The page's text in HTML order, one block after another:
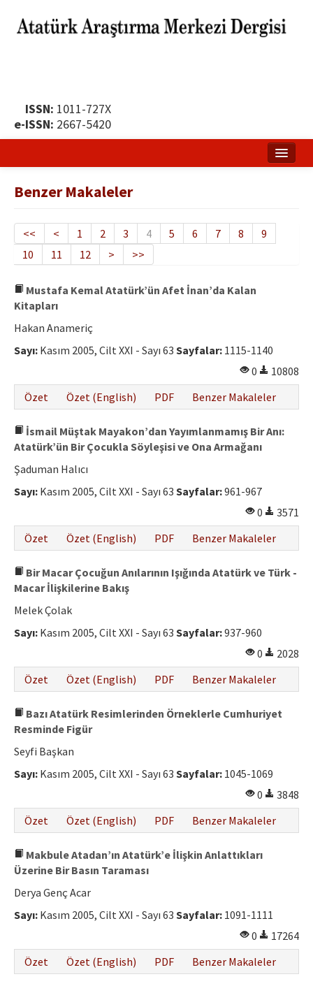
ISSN: 1011-727X
e-ISSN: 2667-5420
Yayın Politikası
Dergi Kurulları
Yayın İlkeleri
Etik İlkeler
Yazar Rehberi
İletişim
Benzer Makaleler
<< < 1 2 3 4 5 6 7 8
9
10
11 12 > >>
Mustafa Kemal Atatürk’ün Afet İnan’da Kalan
Kitapları
Hakan Anameriç
Sayı: Kasım 2005, Cilt XXI - Sayı 63 Sayfalar: 1115-1140
0
10808
Özet
Özet (English) PDF Benzer Makaleler
İsmail Müştak Mayakon’dan Yayımlanmamış Bir Anı:
Atatürk’ün Bir Çocukla Söyleşisi ve Ona Armağanı
Şaduman Halıcı
Sayı: Kasım 2005, Cilt XXI - Sayı 63 Sayfalar:961-967
0
3571
Özet
Özet (English) PDF Benzer Makaleler
Bir Macar Çocuğun Anılarının Işığında Atatürk ve Türk -
Macar İlişkilerine Bakış
Melek Çolak
Sayı: Kasım 2005, Cilt XXI - Sayı 63 Sayfalar:937-960
0
2028
Özet
Özet (English) PDF Benzer Makaleler
Bazı Atatürk Resimlerinden Örneklerle Cumhuriyet
Resminde Figür
Seyfi Başkan
Sayı: Kasım 2005, Cilt XXI - Sayı 63 Sayfalar: 1045-1069
0
3848
Özet
Özet (English) PDF Benzer Makaleler
Makbule Atadan’ın Atatürk’e İlişkin Anlattıkları
Üzerine Bir Basın Taraması
Derya Genç Acar
Sayı: Kasım 2005, Cilt XXI - Sayı 63 Sayfalar: 1091-1111
0
17264
Özet
Özet (English) PDF Benzer Makaleler